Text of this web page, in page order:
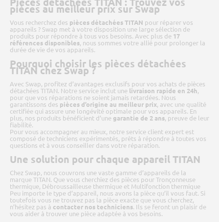
pièces au meilleur prix sur Swap
Vous recherchez des pièces détachées TITAN pour réparer vos
appareils ? Swap met à votre disposition une large sélection de
produits pour répondre à tous vos besoins. Avec plus de 17
références disponibles, nous sommes votre allié pour prolonger la
durée de vie de vos appareils.
Pourquoi choisir les pièces détachées
TITAN chez Swap ?
Avec Swap, profitez d’avantages exclusifs pour vos achats de pièces
détachées TITAN. Notre service inclut une livraison rapide en 24h,
pour que vos réparations ne soient jamais retardées. Nous
garantissons des pièces d’origine au meilleur prix, avec une qualité
certifiée qui assure une longévité optimale pour vos appareils. En
plus, nos produits bénéficient d’une garantie de 2 ans, preuve de leur
fiabilité.
Pour vous accompagner au mieux, notre service client expert est
composé de techniciens expérimentés, prêts à répondre à toutes vos
questions et à vous conseiller dans votre réparation.
Une solution pour chaque appareil TITAN
Chez Swap, nous couvrons une vaste gamme d’appareils de la
marque TITAN. Que vous cherchiez des pièces pour Tronçonneuse
thermique, Débroussailleuse thermique et Multifonction thermique
Peu importe le type d’appareil, nous avons la pièce qu’il vous faut. Si
toutefois vous ne trouvez pas la pièce exacte que vous cherchez,
n’hésitez pas à contacter nos techniciens. Ils se feront un plaisir de
vous aider à trouver une pièce adaptée à vos besoins.